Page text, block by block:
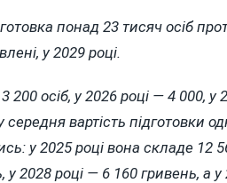
понад 23 тисяч осіб
у 2029 році.
200 осіб, у 2026 році — 4 000,
вартість підготовки
у 2025 році вона складе 12
2028 році — 6 160 гривень, а